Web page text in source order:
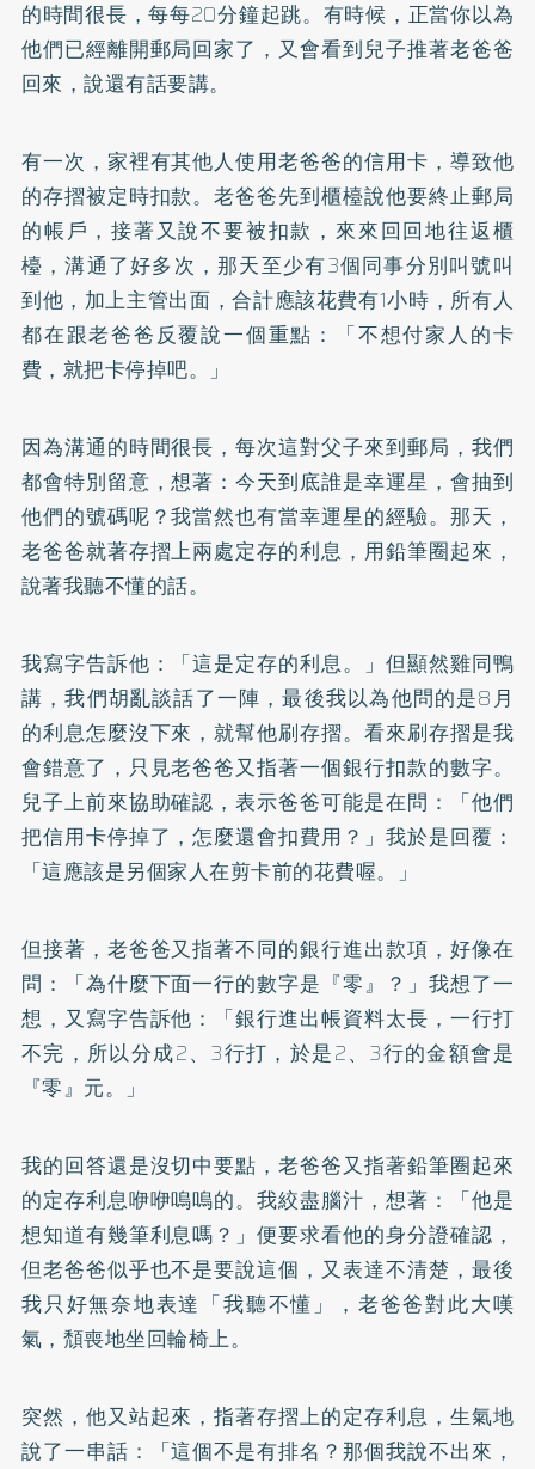
的時間很長，每每20分鐘起跳。有時候，正當你以為
他們已經離開郵局回家了，又會看到兒子推著老爸爸
回來，說還有話要講。
有一次，家裡有其他人使用老爸爸的信用卡，導致他
的存摺被定時扣款。老爸爸先到櫃檯說他要終止郵局
的帳戶，接著又說不要被扣款，來來回回地往返櫃
檯，溝通了好多次，那天至少有3個同事分別叫號叫
到他，加上主管出面，合計應該花費有1小時，所有人
都在跟老爸爸反覆說一個重點：「不想付家人的卡
費，就把卡停掉吧。」
因為溝通的時間很長，每次這對父子來到郵局，我們
都會特別留意，想著：今天到底誰是幸運星，會抽到
他們的號碼呢？我當然也有當幸運星的經驗。那天，
老爸爸就著存摺上兩處定存的利息，用鉛筆圈起來，
說著我聽不懂的話。
我寫字告訴他：「這是定存的利息。」但顯然雞同鴨
講，我們胡亂談話了一陣，最後我以為他問的是8月
的利息怎麼沒下來，就幫他刷存摺。看來刷存摺是我
會錯意了，只見老爸爸又指著一個銀行扣款的數字。
兒子上前來協助確認，表示爸爸可能是在問：「他們
把信用卡停掉了，怎麼還會扣費用？」我於是回覆：
「這應該是另個家人在剪卡前的花費喔。」
但接著，老爸爸又指著不同的銀行進出款項，好像在
問：「為什麼下面一行的數字是『零』？」我想了一
想，又寫字告訴他：「銀行進出帳資料太長，一行打
不完，所以分成2、3行打，於是2、3行的金額會是
『零』元。」
我的回答還是沒切中要點，老爸爸又指著鉛筆圈起來
的定存利息咿咿嗚嗚的。我絞盡腦汁，想著：「他是
想知道有幾筆利息嗎？」便要求看他的身分證確認，
但老爸爸似乎也不是要說這個，又表達不清楚，最後
我只好無奈地表達「我聽不懂」，老爸爸對此大嘆
氣，頹喪地坐回輪椅上。
突然，他又站起來，指著存摺上的定存利息，生氣地
說了一串話：「這個不是有排名？那個我說不出來，